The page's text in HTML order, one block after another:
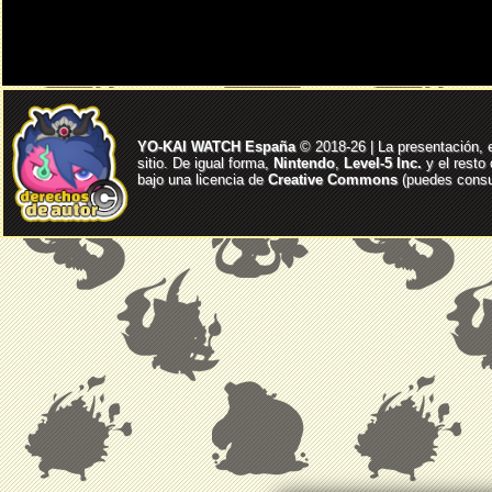
YO-KAI WATCH España© 2018-26 | La presentación,
sitio. De igual forma, Nintendo, Level-5 Inc. y el resto
bajo una licencia deCreative Commons(puedes